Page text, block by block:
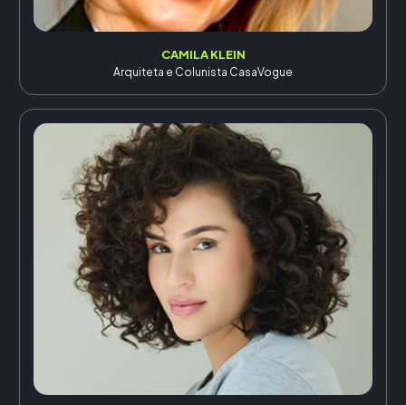
CAMILA KLEIN
Arquiteta e Colunista CasaVogue